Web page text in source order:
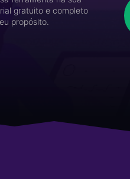
gratuito e completo
propósito.